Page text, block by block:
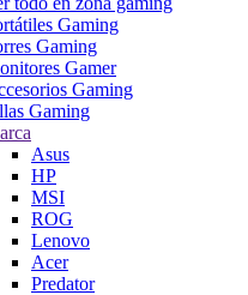
Gaming
Gaming
Gamer
Gaming
Gaming
Asus
HP
MSI
ROG
Lenovo
Acer
Predator